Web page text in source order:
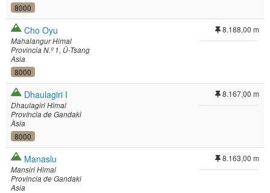
8000
Cho Oyu
Mahalangur Himal
Provincia N.º 1 Ü-Tsang
Asia
8000
8.188,00 m
Dhaulagiri I
Dhaulagiri Himal
Província de Gandaki
Àsia
8000
8.167,00 m
Manaslu
Mansiri Himal
Provincia de Gandaki
Asia
8.163,00 m